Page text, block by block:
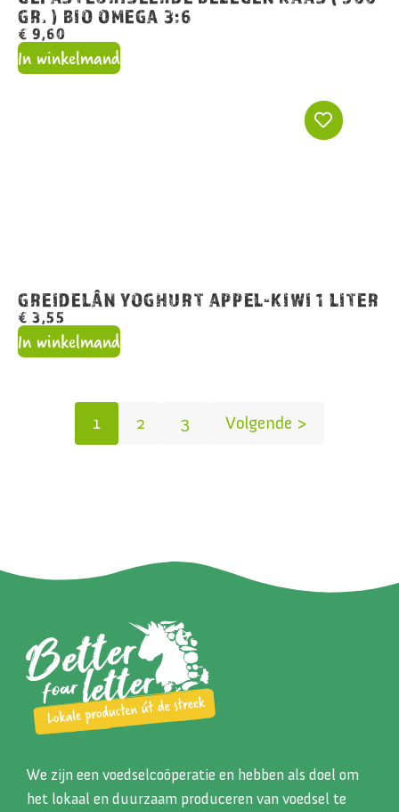
GR. ) BIO OMEGA 3:6
€ 9,60
In winkelmand
GREIDELÂN YOGHURT APPEL-KIWI 1 LITER
€ 3,55
In winkelmand
1 2 3 Volgende >
We zijn een voedselcoöperatie en hebben als doel om
het lokaal en duurzaam produceren van voedsel te